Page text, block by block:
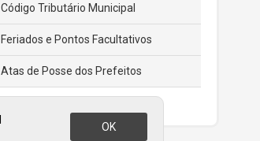
Código Tributário Municipal
Feriados e Pontos Facultativos
Atas de Posse dos Prefeitos
OK